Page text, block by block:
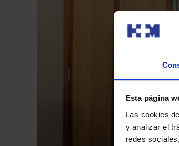
Esta página
Las cookies
y analizar el
redes